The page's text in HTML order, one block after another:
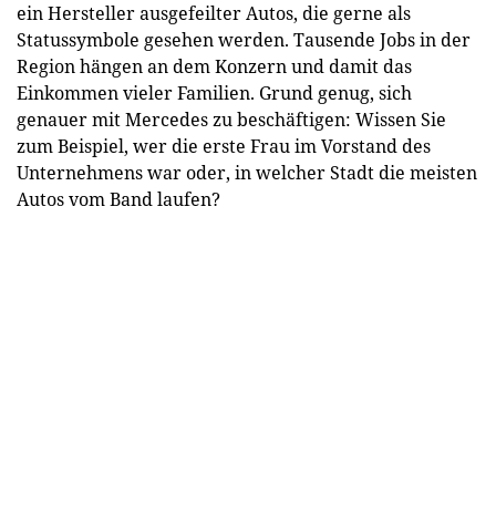
ein Hersteller ausgefeilter Autos, die gerne als
Statussymbole gesehen werden. Tausende Jobs in der
Region hängen an dem Konzern und damit das
Einkommen vieler Familien. Grund genug, sich
genauer mit Mercedes zu beschäftigen: Wissen Sie
zum Beispiel, wer die erste Frau im Vorstand des
Unternehmens war oder, in welcher Stadt die meisten
Autos vom Band laufen?